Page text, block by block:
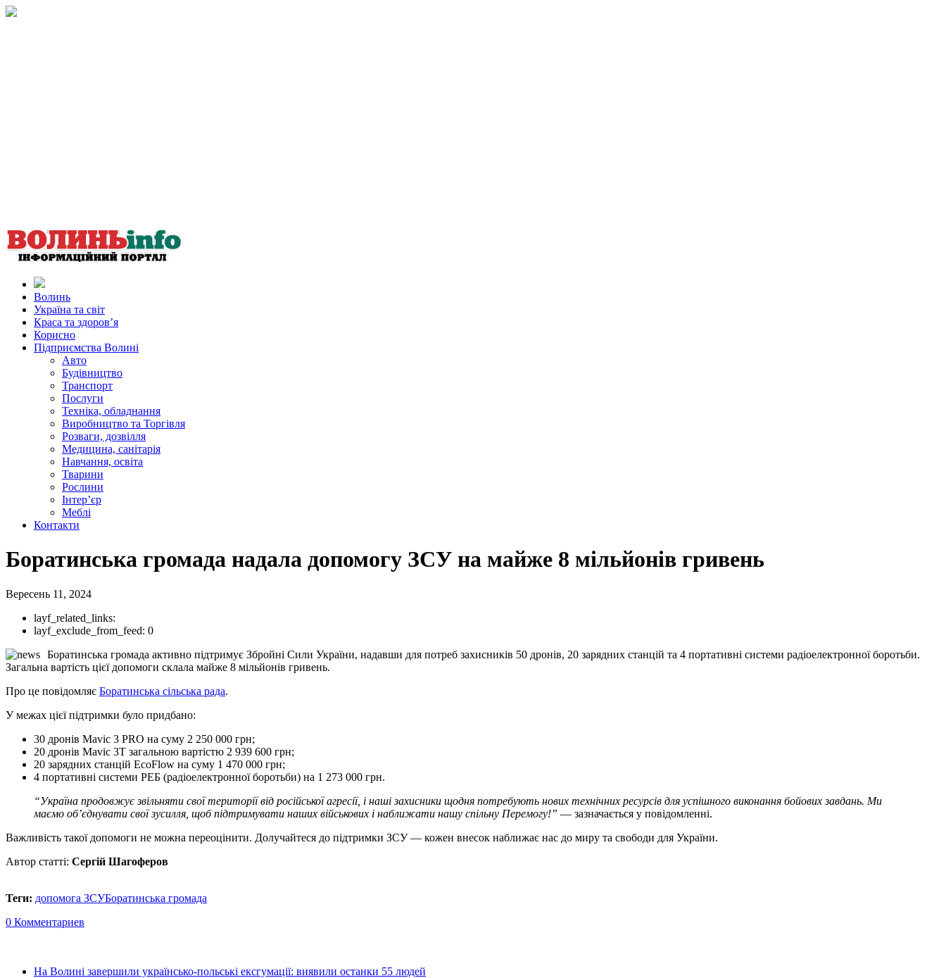
Волинь
Україна та світ
Краса та здоров’я
Корисно
Підприємства Волині
Авто
Будівництво
Транспорт
Послуги
Техніка, обладнання
Виробництво та Торгівля
Розваги, дозвілля
Медицина, санітарія
Навчання, освіта
Тварини
Рослини
Інтер’єр
Меблі
Контакти
Боратинська громада надала допомогу ЗСУ на майже 8 мільйонів гривень
Вересень 11, 2024
layf_related_links:
layf_exclude_from_feed: 0
Боратинська громада активно підтримує Збройні Сили України, надавши для потреб захисників 50 дронів, 20 зарядних станцій та 4 портативні системи радіоелектронної боротьби.
Загальна вартість цієї допомоги склала майже 8 мільйонів гривень.
Про це повідомляє Боратинська сільська рада.
У межах цієї підтримки було придбано:
30 дронів Mavic 3 PRO на суму 2 250 000 грн;
20 дронів Mavic 3T загальною вартістю 2 939 600 грн;
20 зарядних станцій EcoFlow на суму 1 470 000 грн;
4 портативні системи РЕБ (радіоелектронної боротьби) на 1 273 000 грн.
“Україна продовжує звільняти свої території від російської агресії, і наші захисники щодня потребують нових технічних ресурсів для успішного виконання бойових завдань. Ми
маємо об’єднувати свої зусилля, щоб підтримувати наших військових і наближати нашу спільну Перемогу!” — зазначається у повідомленні.
Важливість такої допомоги не можна переоцінити. Долучайтеся до підтримки ЗСУ — кожен внесок наближає нас до миру та свободи для України.
Автор статті: Сергій Шагоферов
Теги: допомога ЗСУБоратинська громада
0 Комментариев
На Волині завершили українсько-польські ексгумації: виявили останки 55 людей